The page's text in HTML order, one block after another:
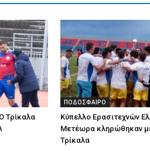
Τρίκαλα
ΠΟΔΟΣΦΑΙΡΟ
Κύπελλο Ερασιτεχνών
Μετέωρα κληρώθηκαν
Τρίκαλα